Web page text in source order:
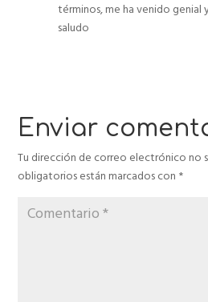
términos, me ha venido genial
saludo
Enviar
Tu dirección de correo electrónico no
obligatorios están marcados con *